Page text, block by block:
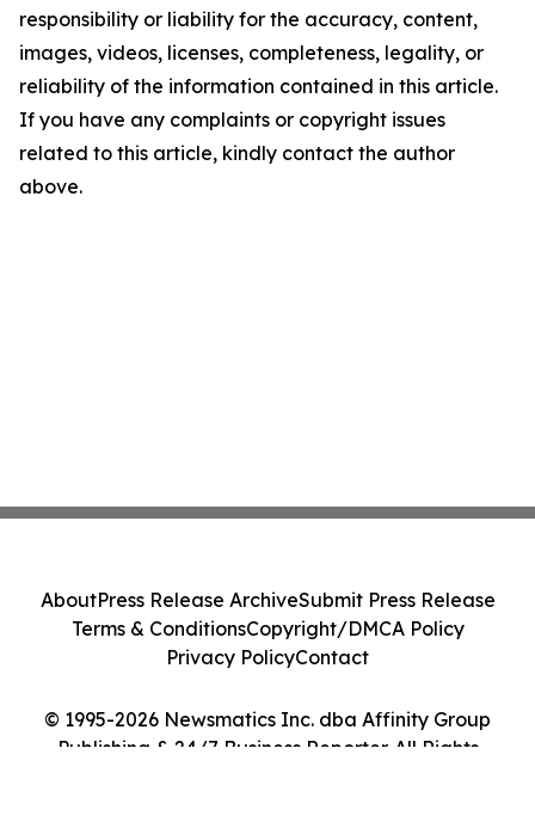
responsibility or liability for the accuracy, content,
images, videos, licenses, completeness, legality, or
reliability of the information contained in this article.
If you have any complaints or copyright issues
related to this article, kindly contact the author
above.
© 1995-2026 Newsmatics Inc. dba Affinity Group
Publishing & 24/7 Business Reporter. All Rights
AboutPress Release ArchiveSubmit Press Release
Terms & ConditionsCopyright/DMCA Policy
Privacy PolicyContact